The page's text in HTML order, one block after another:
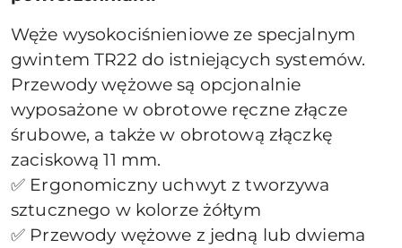
Węże wysokociśnieniowe ze specjalnym
gwintem TR22 do istniejących systemów.
Przewody wężowe są opcjonalnie
wyposażone w obrotowe ręczne złącze
śrubowe, a także w obrotową złączkę
zaciskową 11 mm.
✅ Ergonomiczny uchwyt z tworzywa
sztucznego w kolorze żółtym
✅ Przewody wężowe z jedną lub dwiema